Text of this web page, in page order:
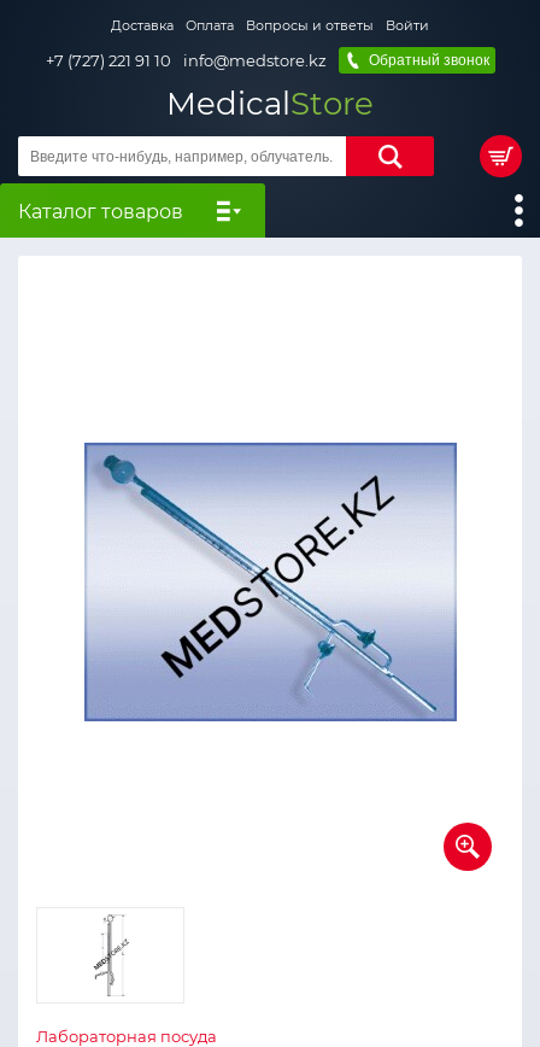
Доставка Оплата Вопросы и ответы Войти
+7 (727) 221 91 10 info@medstore.kz Обратный звонок
MedicalStore
Каталог товаров
Лабораторная посуда